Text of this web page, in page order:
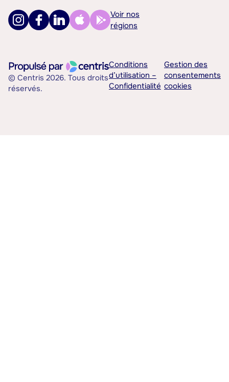
Voir nos
régions
© Centris 2026. Tous droits
réservés.
Conditions
d’utilisation –
Confidentialité
Gestion des
consentements
cookies